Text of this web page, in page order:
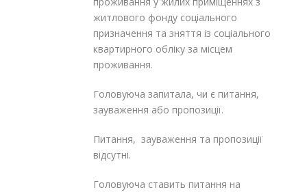
житлового фонду соціального
призначення та зняття із соціального
квартирного обліку за місцем
проживання.
Головуюча запитала, чи є питання,
зауваження або пропозиції.
Питання, зауваження та пропозиції
відсутні.
Головуюча ставить питання на